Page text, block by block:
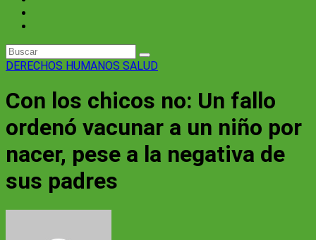
DERECHOS HUMANOS SALUD
Con los chicos no: Un fallo
ordenó vacunar a un niño por
nacer, pese a la negativa de
sus padres